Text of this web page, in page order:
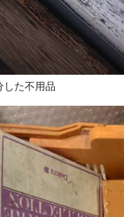
した不用品